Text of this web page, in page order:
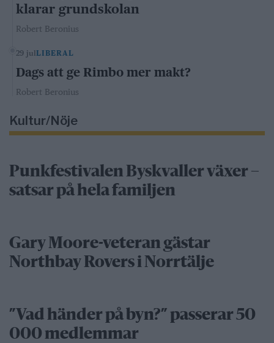
klarar grundskolan
Robert Beronius
29 julLIBERAL
Dags att ge Rimbo mer makt?
Robert Beronius
Kultur/Nöje
Punkfestivalen Byskvaller växer –
satsar på hela familjen
Gary Moore-veteran gästar
Northbay Rovers i Norrtälje
”Vad händer på byn?” passerar 50
000 medlemmar